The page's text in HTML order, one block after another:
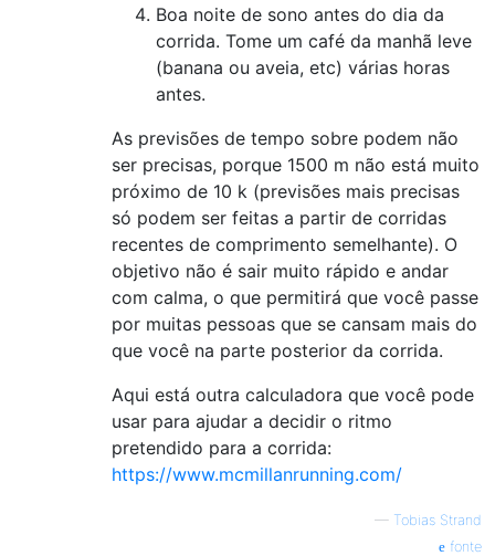
Boa noite de sono antes do dia da
corrida. Tome um café da manhã leve
(banana ou aveia, etc) várias horas
antes.
As previsões de tempo sobre podem não
ser precisas, porque 1500 m não está muito
próximo de 10 k (previsões mais precisas
só podem ser feitas a partir de corridas
recentes de comprimento semelhante). O
objetivo não é sair muito rápido e andar
com calma, o que permitirá que você passe
por muitas pessoas que se cansam mais do
que você na parte posterior da corrida.
Aqui está outra calculadora que você pode
usar para ajudar a decidir o ritmo
pretendido para a corrida:
https://www.mcmillanrunning.com/
— Tobias Strand
fonte